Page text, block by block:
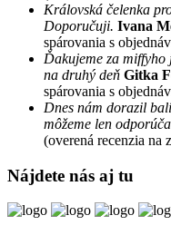
Královská čelenka
Doporučuji. Ivana
spárovania s
Ďakujeme za
na druhý deň Gitka
spárovania s
Dnes nám dorazil
môžeme len
(overená recenzia na
Nájdete nás aj tu